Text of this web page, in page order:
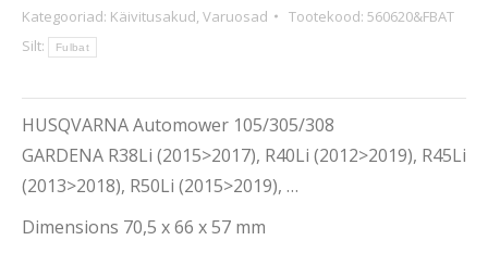
Gardena
18V
HU06,
kogus
Kategooriad: Käivitusakud, Varuosad Tootekood: 560620&FBAT
Silt:
Fulbat
HUSQVARNA Automower 105/305/308
GARDENA R38Li (2015>2017), R40Li (2012>2019), R45Li
(2013>2018), R50Li (2015>2019), …
Dimensions 70,5 x 66 x 57 mm